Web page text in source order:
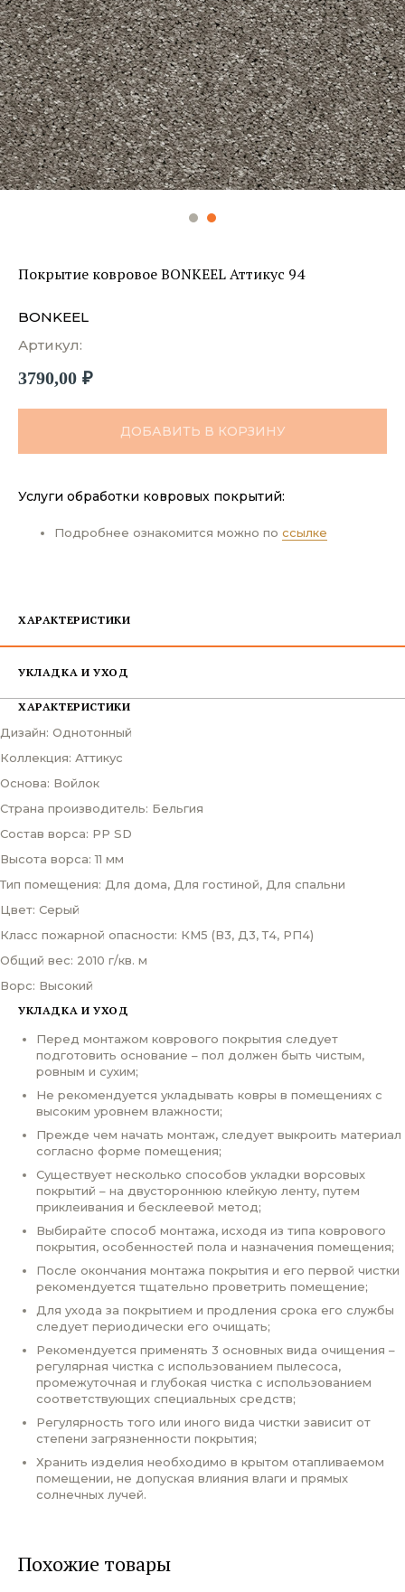
Покрытие ковровое BONKEEL Аттикус 94
BONKEEL
Артикул:
3790,00 ₽
ДОБАВИТЬ В КОРЗИНУ
Услуги обработки ковровых покрытий:
Подробнее ознакомится можно по ссылке
ХАРАКТЕРИСТИКИ
УКЛАДКА И УХОД
ХАРАКТЕРИСТИКИ
Дизайн: Однотонный
Коллекция: Аттикус
Основа: Войлок
Страна производитель: Бельгия
Состав ворса: PP SD
Высота ворса: 11 мм
Тип помещения: Для дома, Для гостиной, Для спальни
Цвет: Серый
Класс пожарной опасности: КМ5 (В3, Д3, Т4, РП4)
Общий вес: 2010 г/кв. м
Ворс: Высокий
УКЛАДКА И УХОД
Перед монтажом коврового покрытия следует
подготовить основание – пол должен быть чистым,
ровным и сухим;
Не рекомендуется укладывать ковры в помещениях с
высоким уровнем влажности;
Прежде чем начать монтаж, следует выкроить материал
согласно форме помещения;
Существует несколько способов укладки ворсовых
покрытий – на двустороннюю клейкую ленту, путем
приклеивания и бесклеевой метод;
Выбирайте способ монтажа, исходя из типа коврового
покрытия, особенностей пола и назначения помещения;
После окончания монтажа покрытия и его первой чистки
рекомендуется тщательно проветрить помещение;
Для ухода за покрытием и продления срока его службы
следует периодически его очищать;
Рекомендуется применять 3 основных вида очищения –
регулярная чистка с использованием пылесоса,
промежуточная и глубокая чистка с использованием
соответствующих специальных средств;
Регулярность того или иного вида чистки зависит от
степени загрязненности покрытия;
Хранить изделия необходимо в крытом отапливаемом
помещении, не допуская влияния влаги и прямых
солнечных лучей.
Похожие товары